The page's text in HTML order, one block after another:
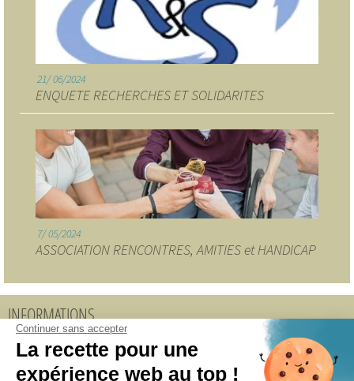
Continuer sans accepter
La recette pour une
expérience web au top !
21 06/2024
ENQUETE RECHERCHES ET SOLIDARITES
7 05/2024
ASSOCIATION RENCONTRES, AMITIES et HANDICAP
INFORMATIONS
Accueil
Adhérer au CAVA 49